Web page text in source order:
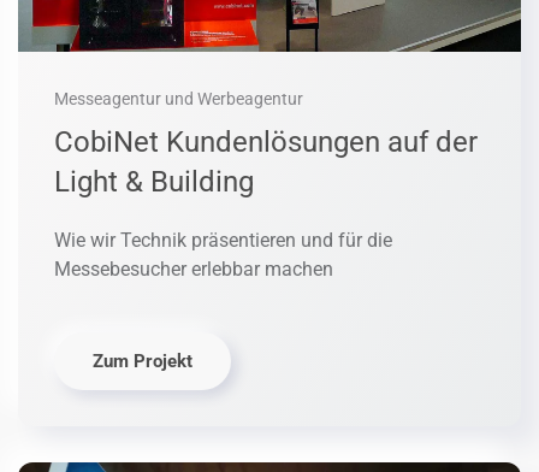
Messeagentur und Werbeagentur
CobiNet Kundenlösungen auf der
Light & Building
Wie wir Technik präsentieren und für die
Messebesucher erlebbar machen
Zum Projekt